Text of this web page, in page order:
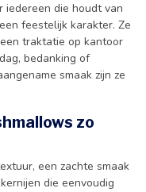
iedereen die houdt van
feestelijk karakter. Ze
traktatie op kantoor
bedanking of
smaak zijn ze
zo
een zachte smaak
die eenvoudig